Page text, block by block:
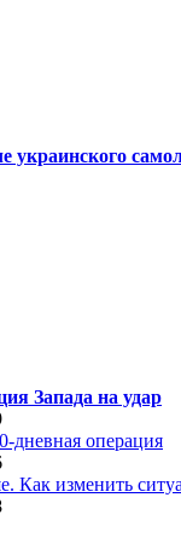
украинского
Запада на удар
дневная операция
Как изменить